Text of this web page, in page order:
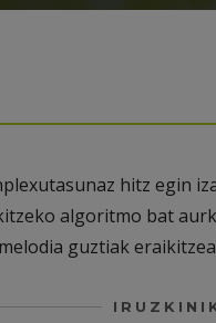
hitz egin
algoritmo bat
guztiak